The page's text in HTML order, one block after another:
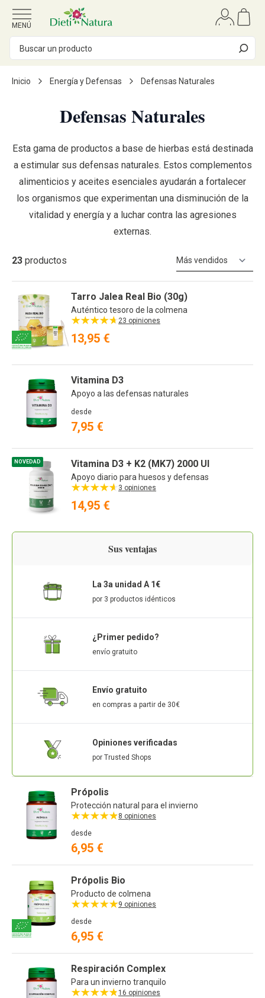
Ir al contenido
MENÚ
Inicio Energía y Defensas Defensas Naturales
Defensas Naturales
Esta gama de productos a base de hierbas está destinada
a estimular sus defensas naturales. Estos complementos
alimenticios y aceites esenciales ayudarán a fortalecer
los organismos que experimentan una disminución de la
vitalidad y energía y a luchar contra las agresiones
externas.
23 productos
Tarro Jalea Real Bio (30g)
Auténtico tesoro de la colmena
23 opiniones
13,95 €
Vitamina D3
Apoyo a las defensas naturales
desde
7,95 €
NOVEDAD Vitamina D3 + K2 (MK7) 2000 UI
Apoyo diario para huesos y defensas
3 opiniones
14,95 €
Sus ventajas
La 3a unidad A 1€
por 3 productos idénticos
¿Primer pedido?
envío gratuito
Envío gratuito
en compras a partir de 30€
Opiniones verificadas
por Trusted Shops
Própolis
Protección natural para el invierno
8 opiniones
desde
6,95 €
Própolis Bio
Producto de colmena
9 opiniones
desde
6,95 €
Respiración Complex
Para un invierno tranquilo
16 opiniones